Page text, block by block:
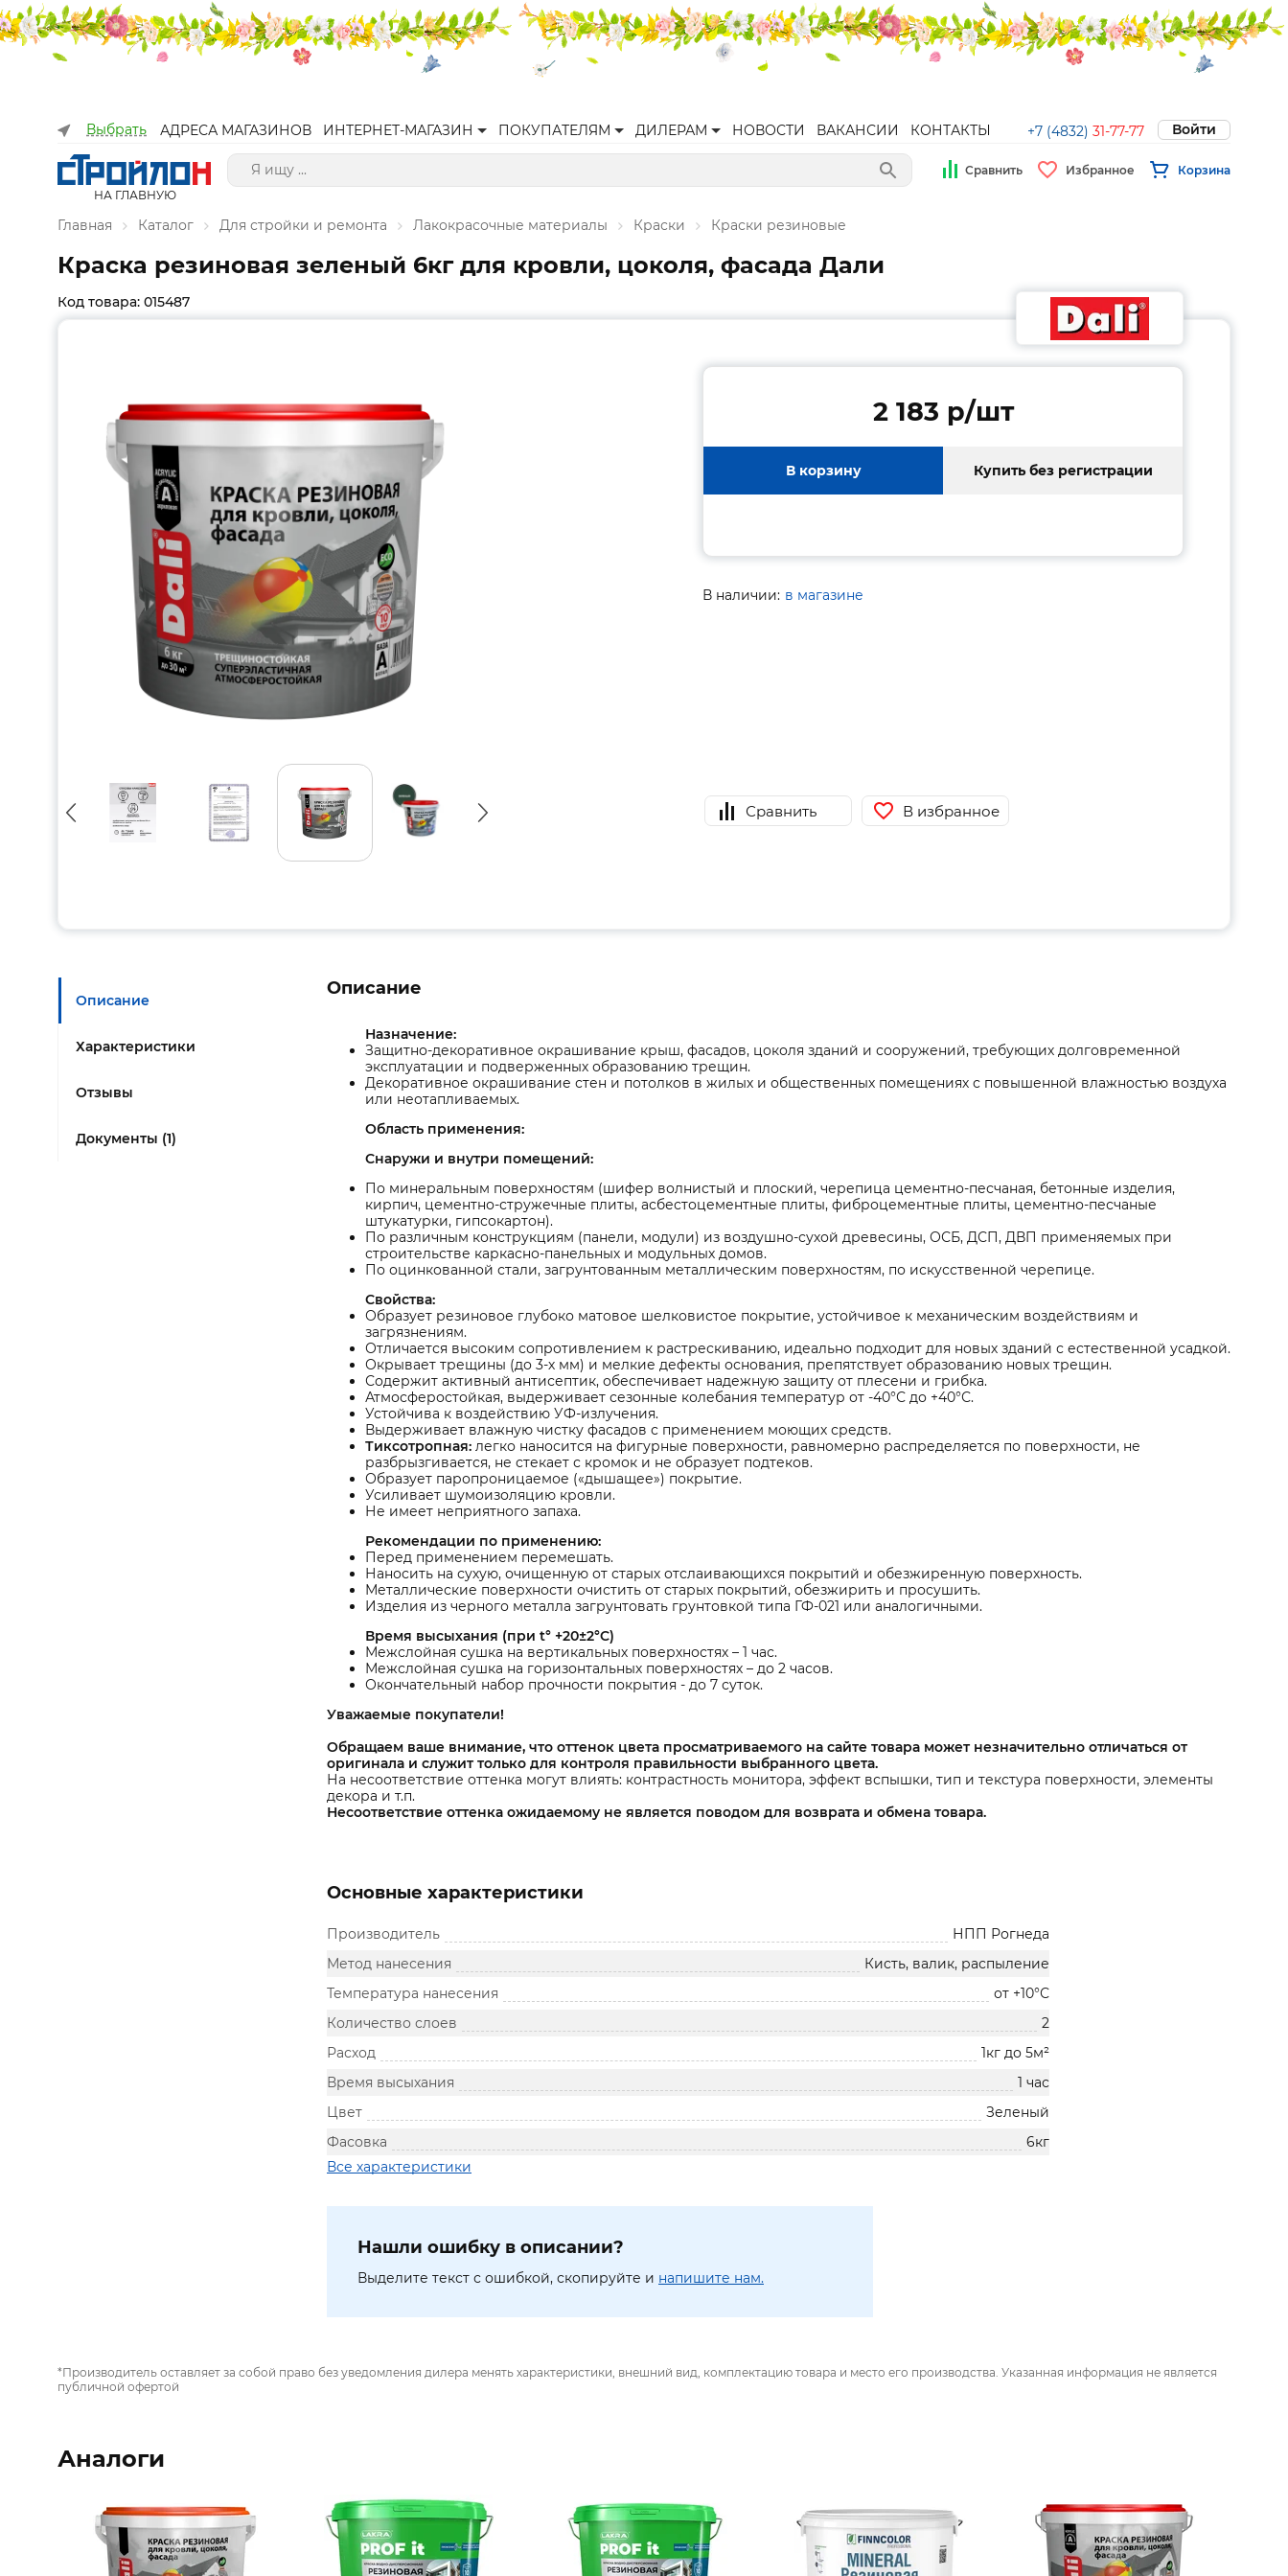
Выбрать АДРЕСА МАГАЗИНОВ ИНТЕРНЕТ-МАГАЗИН ПОКУПАТЕЛЯМ ДИЛЕРАМ НОВОСТИ ВАКАНСИИ КОНТАКТЫ +7 (4832) 31-77-77 Войти
НА ГЛАВНУЮ
Сравнить Избранное Корзина
Главная Каталог Для стройки и ремонта Лакокрасочные материалы Краски Краски резиновые
Краска резиновая зеленый 6кг для кровли, цоколя, фасада Дали
Код товара: 015487
2 183 p/шт
В корзину Купить без регистрации
В наличии: в магазине
Сравнить В избранное
Описание
Характеристики
Отзывы
Документы (1)
Описание
Назначение:
Защитно-декоративное окрашивание крыш, фасадов, цоколя зданий и сооружений, требующих долговременной
эксплуатации и подверженных образованию трещин.
Декоративное окрашивание стен и потолков в жилых и общественных помещениях с повышенной влажностью воздуха
или неотапливаемых.
Область применения:
Снаружи и внутри помещений:
По минеральным поверхностям (шифер волнистый и плоский, черепица цементно-песчаная, бетонные изделия,
кирпич, цементно-стружечные плиты, асбестоцементные плиты, фиброцементные плиты, цементно-песчаные
штукатурки, гипсокартон).
По различным конструкциям (панели, модули) из воздушно-сухой древесины, ОСБ, ДСП, ДВП применяемых при
строительстве каркасно-панельных и модульных домов.
По оцинкованной стали, загрунтованным металлическим поверхностям, по искусственной черепице.
Свойства:
Образует резиновое глубоко матовое шелковистое покрытие, устойчивое к механическим воздействиям и
загрязнениям.
Отличается высоким сопротивлением к растрескиванию, идеально подходит для новых зданий с естественной усадкой.
Окрывает трещины (до 3-х мм) и мелкие дефекты основания, препятствует образованию новых трещин.
Содержит активный антисептик, обеспечивает надежную защиту от плесени и грибка.
Атмосферостойкая, выдерживает сезонные колебания температур от -40°С до +40°С.
Устойчива к воздействию УФ-излучения.
Выдерживает влажную чистку фасадов с применением моющих средств.
Тиксотропная: легко наносится на фигурные поверхности, равномерно распределяется по поверхности, не
разбрызгивается, не стекает с кромок и не образует подтеков.
Образует паропроницаемое («дышащее») покрытие.
Усиливает шумоизоляцию кровли.
Не имеет неприятного запаха.
Рекомендации по применению:
Перед применением перемешать.
Наносить на сухую, очищенную от старых отслаивающихся покрытий и обезжиренную поверхность.
Металлические поверхности очистить от старых покрытий, обезжирить и просушить.
Изделия из черного металла загрунтовать грунтовкой типа ГФ-021 или аналогичными.
Время высыхания (при t° +20±2°C)
Межслойная сушка на вертикальных поверхностях – 1 час.
Межслойная сушка на горизонтальных поверхностях – до 2 часов.
Окончательный набор прочности покрытия - до 7 суток.
Уважаемые покупатели!
Обращаем ваше внимание, что оттенок цвета просматриваемого на сайте товара может незначительно отличаться от
оригинала и служит только для контроля правильности выбранного цвета.
На несоответствие оттенка могут влиять: контрастность монитора, эффект вспышки, тип и текстура поверхности, элементы
декора и т.п.
Несоответствие оттенка ожидаемому не является поводом для возврата и обмена товара.
Основные характеристики
Производитель
НПП Рогнеда
Метод нанесения
Кисть, валик, распыление
Температура нанесения
от +10°С
Количество слоев
2
Расход
1кг до 5м²
Время высыхания
1 час
Цвет
Зеленый
Фасовка
6кг
Все характеристики
Нашли ошибку в описании?
Выделите текст с ошибкой, скопируйте и напишите нам.
*Производитель оставляет за собой право без уведомления дилера менять характеристики, внешний вид, комплектацию товара и место его производства. Указанная информация не является
публичной офертой
Аналоги